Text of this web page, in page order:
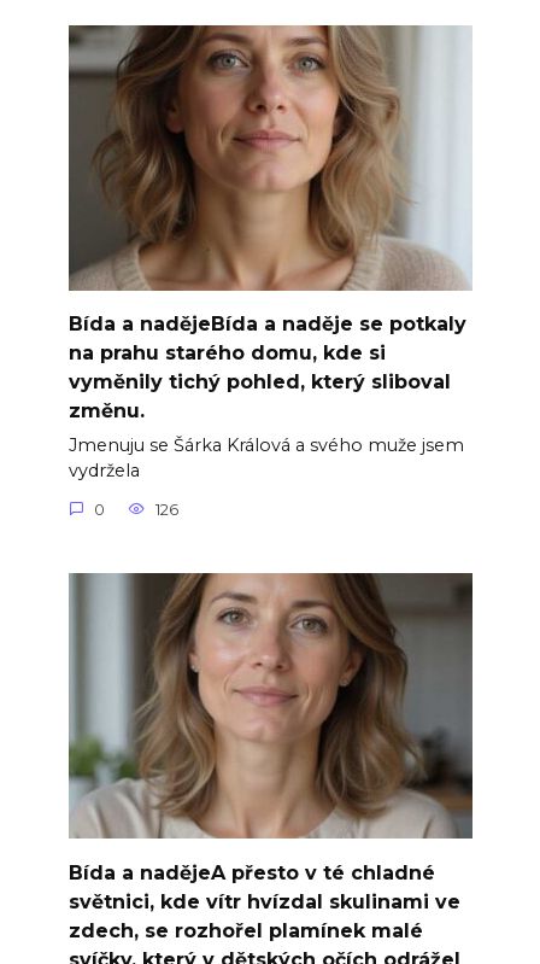
Bída a nadějeBída a naděje se potkaly
na prahu starého domu, kde si
vyměnily tichý pohled, který sliboval
změnu.
Jmenuju se Šárka Králová a svého muže jsem
vydržela
0 126
Bída a nadějeA přesto v té chladné
světnici, kde vítr hvízdal skulinami ve
zdech, se rozhořel plamínek malé
svíčky, který v dětských očích odrážel